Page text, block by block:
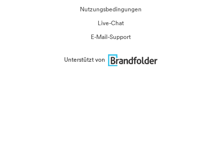
Nutzungsbedingungen
Live-Chat
E-Mail-Support
Unterstützt von